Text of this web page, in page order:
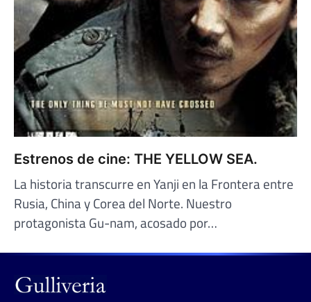
Estrenos de cine: THE YELLOW SEA.
La historia transcurre en Yanji en la Frontera entre
Rusia, China y Corea del Norte. Nuestro
protagonista Gu-nam, acosado por…